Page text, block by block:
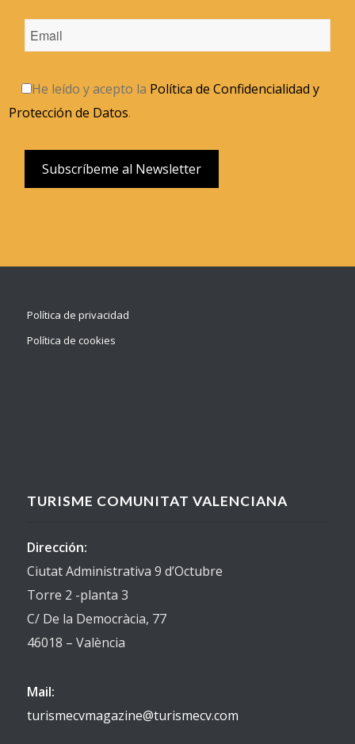
He leído y acepto la Política de Confidencialidad y
Protección de Datos.
Política de privacidad
Política de cookies
TURISME COMUNITAT VALENCIANA
Dirección:
Ciutat Administrativa 9 d’Octubre
Torre 2 -planta 3
C/ De la Democràcia, 77
46018 – València
Mail:
turismecvmagazine@turismecv.com